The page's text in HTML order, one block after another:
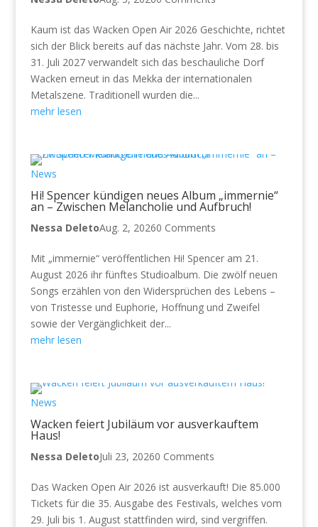
Kaum ist das Wacken Open Air 2026 Geschichte, richtet
sich der Blick bereits auf das nächste Jahr. Vom 28. bis
31. Juli 2027 verwandelt sich das beschauliche Dorf
Wacken erneut in das Mekka der internationalen
Metalszene. Traditionell wurden die...
mehr lesen
News
Hi! Spencer kündigen neues Album „immernie“
an – Zwischen Melancholie und Aufbruch!
Nessa DeletoAug. 2, 20260 Comments
Mit „immernie“ veröffentlichen Hi! Spencer am 21.
August 2026 ihr fünftes Studioalbum. Die zwölf neuen
Songs erzählen von den Widersprüchen des Lebens –
von Tristesse und Euphorie, Hoffnung und Zweifel
sowie der Vergänglichkeit der...
mehr lesen
News
Wacken feiert Jubiläum vor ausverkauftem
Haus!
Nessa DeletoJuli 23, 20260 Comments
Das Wacken Open Air 2026 ist ausverkauft! Die 85.000
Tickets für die 35. Ausgabe des Festivals, welches vom
29. Juli bis 1. August stattfinden wird, sind vergriffen.